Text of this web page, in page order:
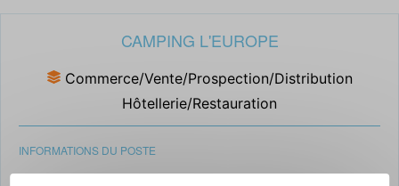
CAMPING L'EUROPE
Commerce/Vente/Prospection/Distribution
Hôtellerie/Restauration
INFORMATIONS DU POSTE